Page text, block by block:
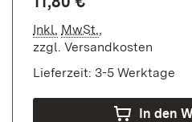
Inkl. MwSt.,
zzgl. Versandkosten
Lieferzeit: 3-5 Werktage
In den